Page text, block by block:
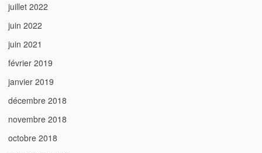
juillet 2022
juin 2022
juin 2021
février 2019
janvier 2019
décembre 2018
novembre 2018
octobre 2018